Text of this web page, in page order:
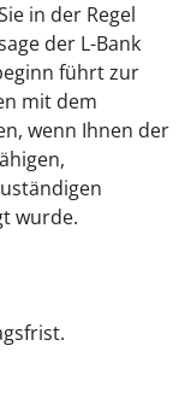
in der Regel
der L-Bank
führt zur
mit dem
wenn Ihnen der
wurde.